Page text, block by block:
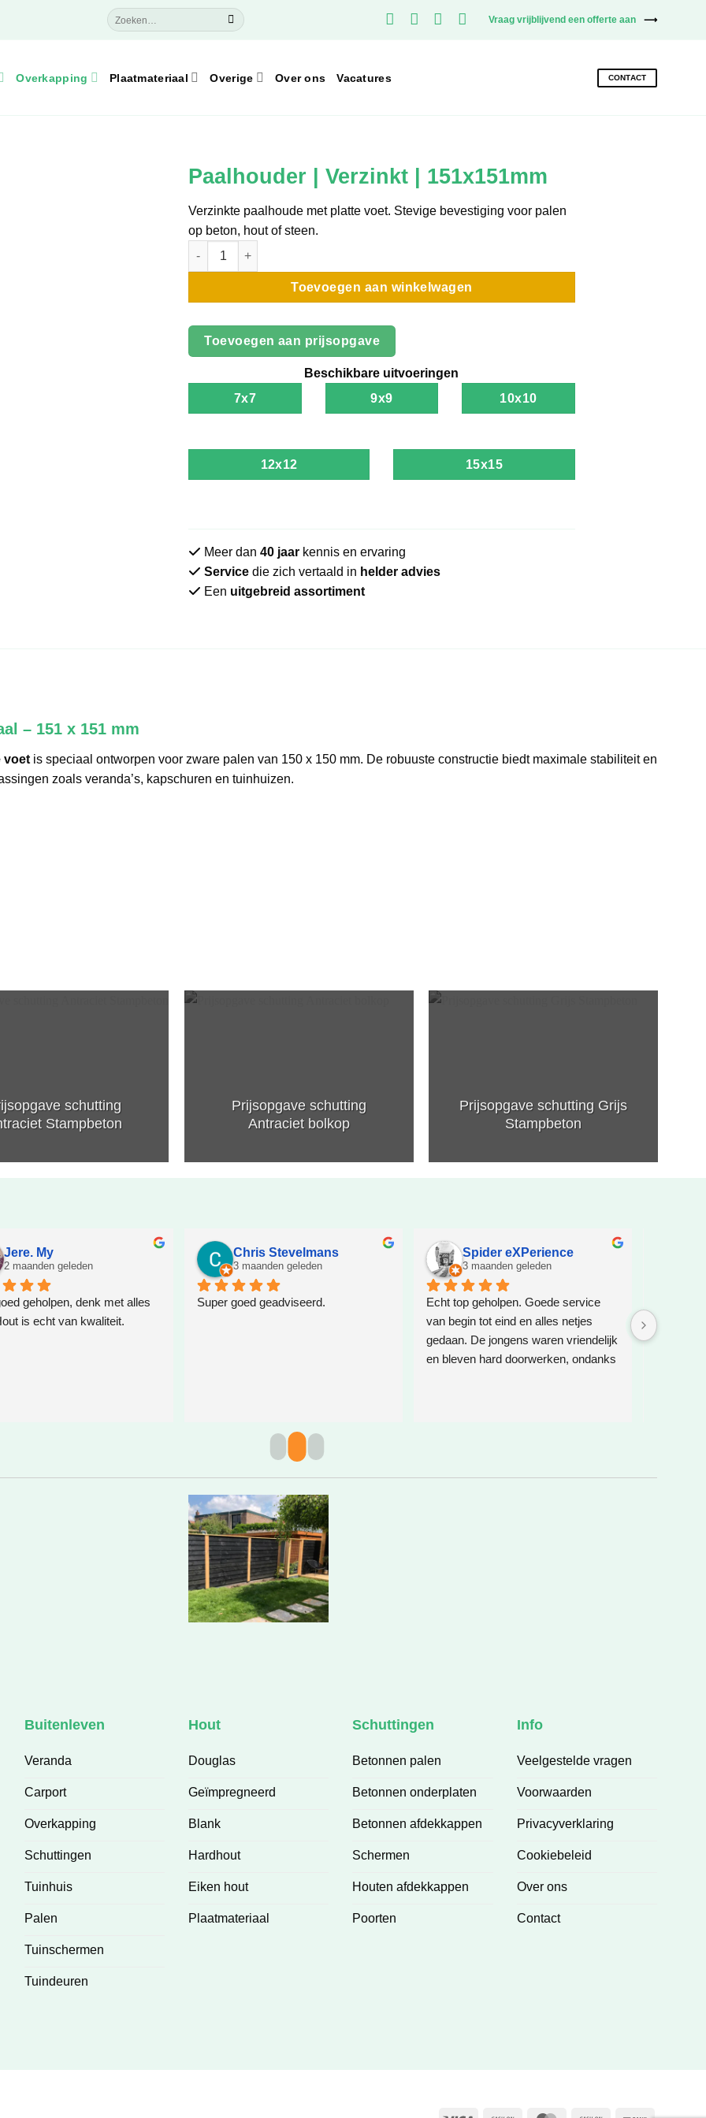
Zoeken
naar:
Vraag vrijblijvend een offerte aan
Overkapping Plaatmateriaal Overige Over ons Vacatures CONTACT
Paalhouder | Verzinkt | 151x151mm
Verzinkte paalhoude met platte voet. Stevige bevestiging voor palen
op beton, hout of steen.
Paalhouder | Verzinkt | 151x151mm aantal
Toevoegen aan winkelwagen
Toevoegen aan prijsopgave
Beschikbare uitvoeringen
7x7
9x9 10x10
12x12 15x15
Meer dan 40 jaar kennis en ervaring
Service die zich vertaald in helder advies
Een uitgebreid assortiment
– 151 x 151 mm
voet is speciaal ontworpen voor zware palen van 150 x 150 mm. De robuuste constructie biedt maximale stabiliteit en
zoals veranda’s, kapschuren en tuinhuizen.
schutting
Stampbeton
Prijsopgave schutting
Antraciet bolkop
Prijsopgave schutting Grijs
Stampbeton
Jere. My
2 maanden geleden
geholpen, denk met alles
is echt van kwaliteit.
Chris Stevelmans
3 maanden geleden
Super goed geadviseerd.
Spider eXPerience
3 maanden geleden
Echt top geholpen. Goede service
van begin tot eind en alles netjes
gedaan. De jongens waren vriendelijk
en bleven hard doorwerken, ondanks
Buitenleven
Veranda
Carport
Overkapping
Schuttingen
Tuinhuis
Palen
Tuinschermen
Tuindeuren
Hout
Douglas
Geïmpregneerd
Blank
Hardhout
Eiken hout
Plaatmateriaal
Schuttingen
Betonnen palen
Betonnen onderplaten
Betonnen afdekkappen
Schermen
Houten afdekkappen
Poorten
Info
Veelgestelde vragen
Voorwaarden
Privacyverklaring
Cookiebeleid
Over ons
Contact